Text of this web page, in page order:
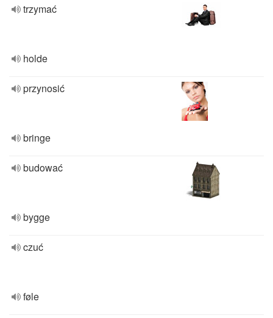
trzymać
holde
przynosić
bringe
budować
bygge
czuć
føle